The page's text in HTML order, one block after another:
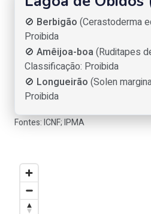
🚫 Berbigão (Cerastoderma
Proibida
🚫 Amêijoa-boa(Ruditapes
Classificação: Proibida
🚫 Longueirão (Solen
Proibida
Fontes: ICNF; IPMA